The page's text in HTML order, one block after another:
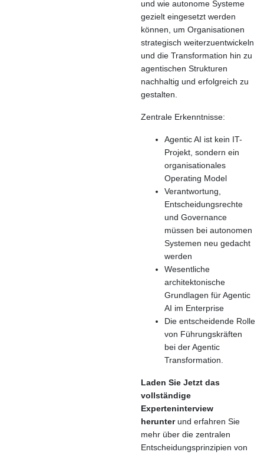
und wie autonome Systeme
gezielt eingesetzt werden
können, um Organisationen
strategisch weiterzuentwickeln
und die Transformation hin zu
agentischen Strukturen
nachhaltig und erfolgreich zu
gestalten.
Zentrale Erkenntnisse:
Agentic AI ist kein IT-
Projekt, sondern ein
organisationales
Operating Model
Verantwortung,
Entscheidungsrechte
und Governance
müssen bei autonomen
Systemen neu gedacht
werden
Wesentliche
architektonische
Grundlagen für Agentic
AI im Enterprise
Die entscheidende Rolle
von Führungskräften
bei der Agentic
Transformation.
Laden Sie Jetzt das
vollständige
Experteninterview
herunterund erfahren Sie
mehr über die zentralen
Entscheidungsprinzipien von